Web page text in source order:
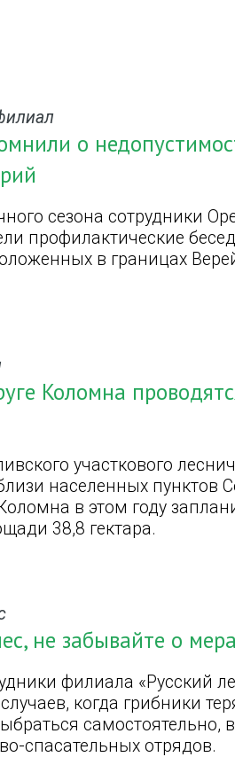
о
сезона сотрудники
профилактические
в границах
Коломна
участкового
населенных пунктов
в этом году
38,8 гектара.
не забывайте о
филиала «Русский
когда грибники
спасательных отрядов.